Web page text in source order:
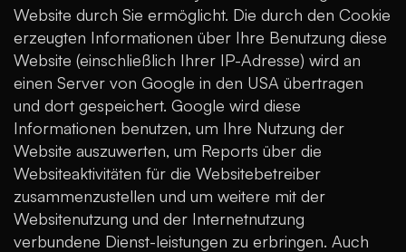
Website durch Sie ermöglicht. Die durch den Cookie
erzeugten Informationen über Ihre Benutzung diese
Website (einschließlich Ihrer IP-Adresse) wird an
einen Server von Google in den USA übertragen
und dort gespeichert. Google wird diese
Informationen benutzen, um Ihre Nutzung der
Website auszuwerten, um Reports über die
Websiteaktivitäten für die Websitebetreiber
zusammenzustellen und um weitere mit der
Websitenutzung und der Internetnutzung
verbundene Dienst-leistungen zu erbringen. Auch